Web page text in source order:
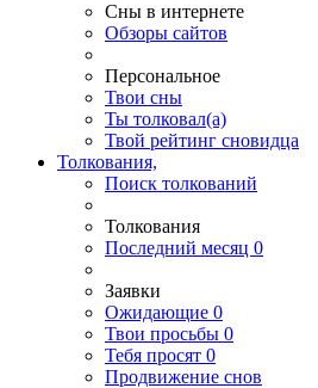
Сны в интернете
Обзоры сайтов
Персональное
Твои сны
Ты толковал(а)
Твой рейтинг сновидца
Толкования,
Поиск толкований
Толкования
Последний месяц 0
Заявки
Ожидающие 0
Твои просьбы 0
Тебя просят 0
Продвижение снов